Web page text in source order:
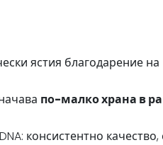
ястия благодарение
по-малко храна в
консистентно